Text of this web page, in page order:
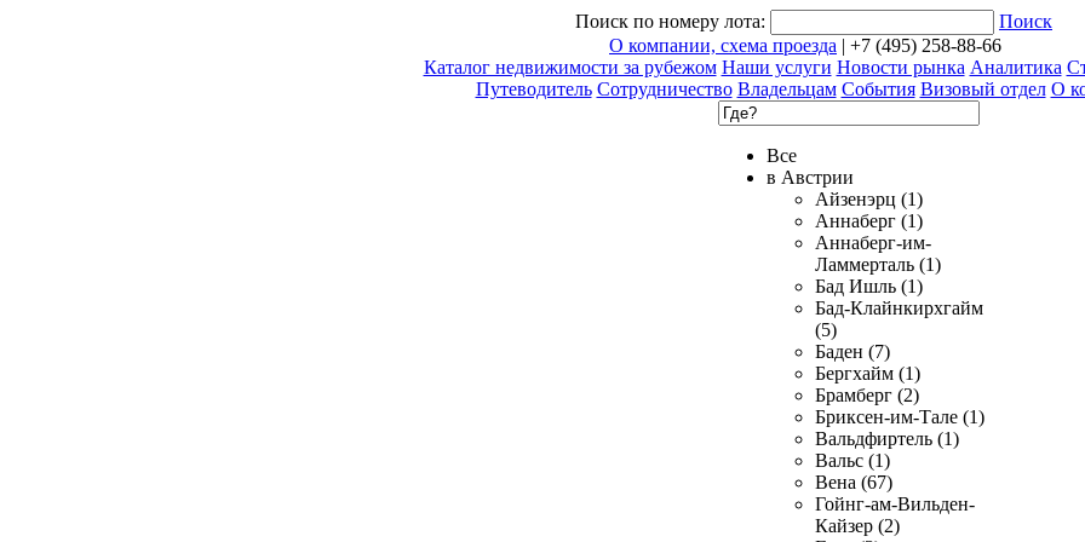
Поиск по номеру лота:
Поиск
О компании, схема проезда | +7 (495) 258-88-66
Каталог недвижимости за рубежом Наши услуги Новости рынка Аналитика
Путеводитель Сотрудничество Владельцам События Визовый отдел О
Все
в Австрии
Айзенэрц (1)
Аннаберг (1)
Аннаберг-им-
Ламмерталь (1)
Бад Ишль (1)
Бад-Клайнкирхгайм
(5)
Баден (7)
Бергхайм (1)
Брамберг (2)
Бриксен-им-Тале (1)
Вальдфиртель (1)
Вальс (1)
Вена (67)
Гойнг-ам-Вильден-
Кайзер (2)